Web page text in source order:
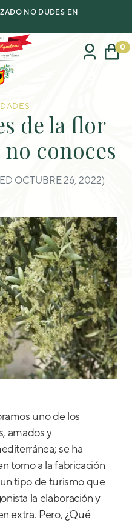
NO DUDES EN
0
de la flor
conoces
OCTUBRE 26, 2022)
uno de los
amados y
se ha
torno a la fabricación
tipo de turismo que
la elaboración y
extra. Pero, ¿Qué